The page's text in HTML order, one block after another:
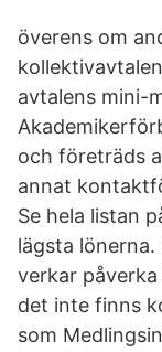
överens om
avtalens mini-
och företräds
annat
Se hela listan
lägsta
verkar
det inte finns
som